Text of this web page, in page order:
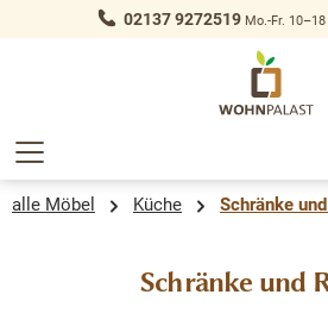
springen 02137 9272519Mo.-Fr. 10–18
alle Möbel Küche Schränke
Schränke und